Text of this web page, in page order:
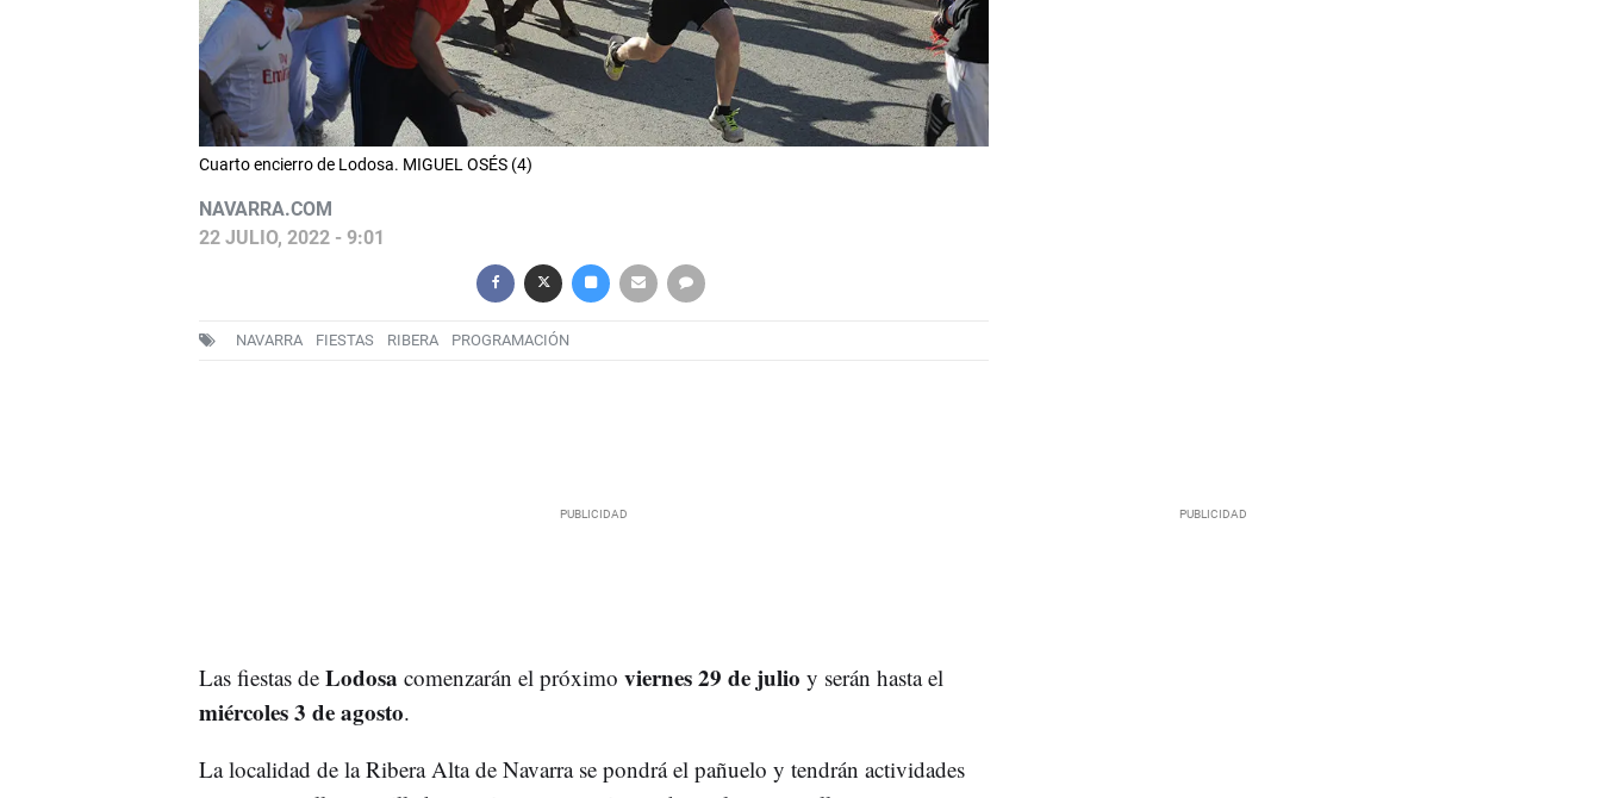
Cuarto encierro de Lodosa. MIGUEL OSÉS (4)
NAVARRA.COM
22 JULIO, 2022 - 9:01
NAVARRA FIESTAS RIBERA PROGRAMACIÓN
Las fiestas deLodosa comenzarán el próximo viernes 29 de julio y serán hasta el
miércoles 3 de agosto.
La localidad de la Ribera Alta de Navarra se pondrá el pañuelo y tendrán actividades